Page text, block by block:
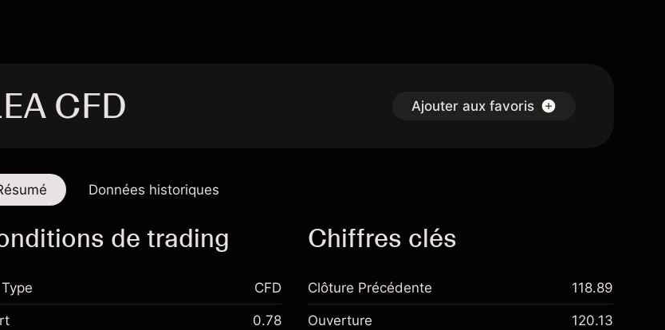
CFD Ajouter aux favoris
Données historiques
de trading
Type CFD
0.78
Chiffres clés
Clôture Précédente 118.89
Ouverture 120.13